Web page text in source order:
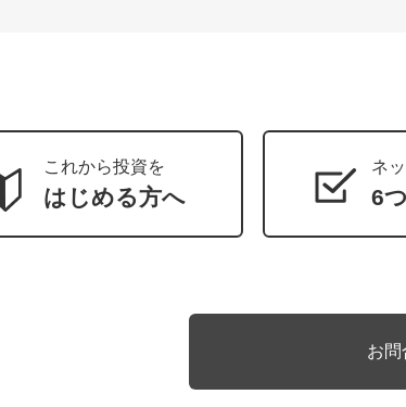
これから投資を
はじめる方へ
ネ
6
お問